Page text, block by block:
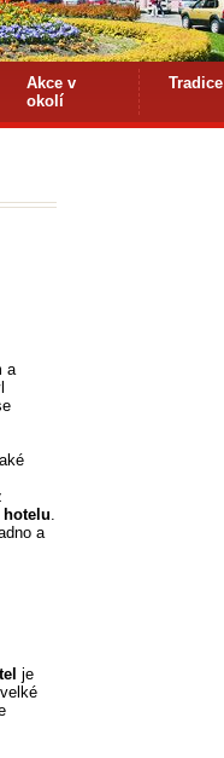
Akce v
okolí
Tradice
a
hotelu.
a
je